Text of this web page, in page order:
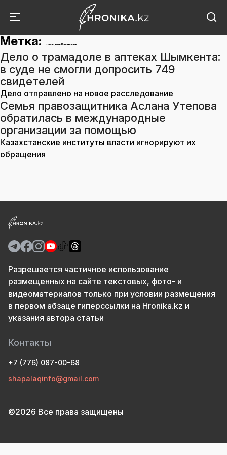
Метка: трамадол в Казахстане
Дело о трамадоле в аптеках Шымкента:
в суде не смогли допросить 749
свидетелей
Дело отправлено на новое расследование
Семья правозащитника Аслана Утепова
обратилась в международные
организации за помощью
Казахстанские институты власти игнорируют их
обращения
Разрешается частичное использование
размещенных на сайте текстовых, фото- и
видеоматериалов только при условии размещения
в первом абзаце гиперссылки на Hronika.kz и
указания автора статьи
Контакты
+7 (776) 087-00-68
shapalaqinfo@gmail.com
©2026 Все права защищены